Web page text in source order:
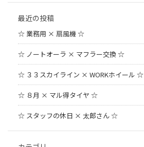
最近の投稿
☆ 業務用 × 扇風機 ☆
☆ ノートオーラ × マフラー交換 ☆
☆ ３３スカイライン × WORKホイール ☆
☆ ８月 × マル得タイヤ ☆
☆ スタッフの休日 × 太郎さん ☆